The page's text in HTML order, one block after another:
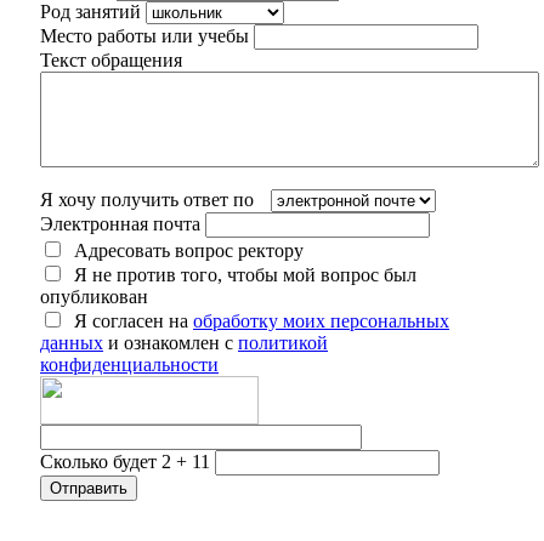
Род занятий
Место работы или учебы
Текст обращения
Я хочу получить ответ по
Электронная почта
Адресовать вопрос ректору
Я не против того, чтобы мой вопрос был
опубликован
Я согласен на обработку моих персональных
данных и ознакомлен с политикой
конфиденциальности
Сколько будет 2 + 11